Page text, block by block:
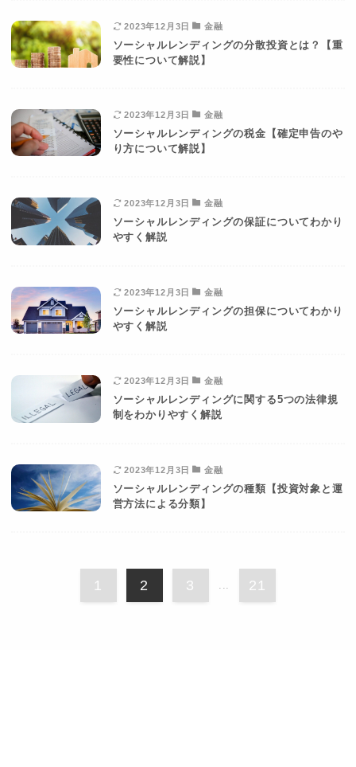
2023年12月3日 金融
ソーシャルレンディングの分散投資とは？【重
要性について解説】
2023年12月3日 金融
ソーシャルレンディングの税金【確定申告のや
り方について解説】
2023年12月3日 金融
ソーシャルレンディングの保証についてわかり
やすく解説
2023年12月3日 金融
ソーシャルレンディングの担保についてわかり
やすく解説
2023年12月3日 金融
ソーシャルレンディングに関する5つの法律規
制をわかりやすく解説
2023年12月3日 金融
ソーシャルレンディングの種類【投資対象と運
営方法による分類】
1 2 3 21